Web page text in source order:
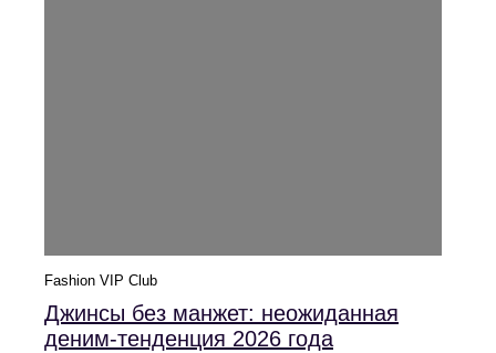
Fashion VIP Club
Джинсы без манжет: неожиданная
деним-тенденция 2026 года